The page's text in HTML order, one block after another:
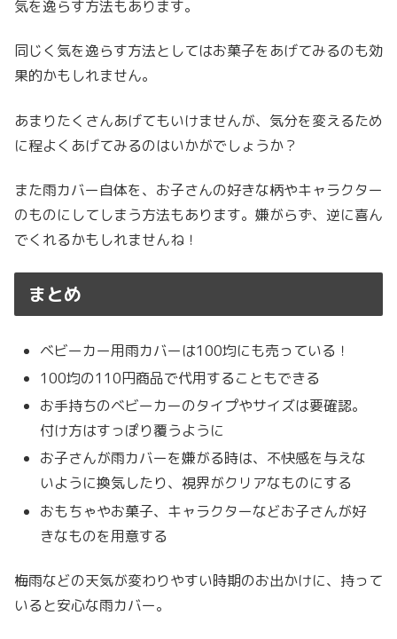
気を逸らす方法もあります。
同じく気を逸らす方法としてはお菓子をあげてみるのも効
果的かもしれません。
あまりたくさんあげてもいけませんが、気分を変えるため
に程よくあげてみるのはいかがでしょうか？
また雨カバー自体を、お子さんの好きな柄やキャラクター
のものにしてしまう方法もあります。嫌がらず、逆に喜ん
でくれるかもしれませんね！
まとめ
ベビーカー用雨カバーは100均にも売っている！
100均の110円商品で代用することもできる
お手持ちのベビーカーのタイプやサイズは要確認。
付け方はすっぽり覆うように
お子さんが雨カバーを嫌がる時は、不快感を与えな
いように換気したり、視界がクリアなものにする
おもちゃやお菓子、キャラクターなどお子さんが好
きなものを用意する
梅雨などの天気が変わりやすい時期のお出かけに、持って
いると安心な雨カバー。